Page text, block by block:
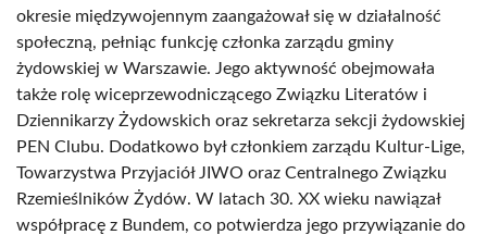
okresie międzywojennym zaangażował się w działalność
społeczną, pełniąc funkcję członka zarządu gminy
żydowskiej w Warszawie. Jego aktywność obejmowała
także rolę wiceprzewodniczącego Związku Literatów i
Dziennikarzy Żydowskich oraz sekretarza sekcji żydowskiej
PEN Clubu. Dodatkowo był członkiem zarządu Kultur-Lige,
Towarzystwa Przyjaciół JIWO oraz Centralnego Związku
Rzemieślników Żydów. W latach 30. XX wieku nawiązał
współpracę z Bundem, co potwierdza jego przywiązanie do